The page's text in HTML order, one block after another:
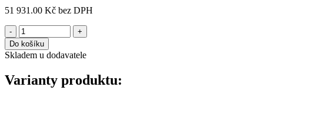
51 931.00 Kč bez DPH
-
+
Do košíku
Skladem u dodavatele
Varianty produktu: